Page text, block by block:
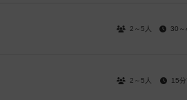
2～5人 30～
2～5人 15